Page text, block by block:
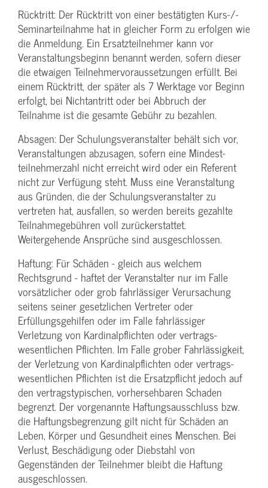
Rücktritt: Der Rücktritt von einer bestätigten Kurs-/­
Seminarteilnahme hat in gleicher Form zu erfolgen wie
die Anmeldung. Ein Ersatzteilnehmer kann vor
Veranstaltungs­beginn benannt werden, sofern dieser
die etwaigen Teilnehmer­voraussetzungen erfüllt. Bei
einem Rücktritt, der später als 7 Werktage vor Beginn
erfolgt, bei Nichtantritt oder bei Abbruch der
Teilnahme ist die gesamte Gebühr zu bezahlen.
Absagen: Der Schulungs­veranstalter behält sich vor,
Veranstaltungen abzusagen, sofern eine Mindest­
teilnehmerzahl nicht erreicht wird oder ein Referent
nicht zur Verfügung steht. Muss eine Veranstaltung
aus Gründen, die der Schulungs­veranstalter zu
vertreten hat, ausfallen, so werden bereits gezahlte
Teilnahme­gebühren voll zurückerstattet.
Weitergehende Ansprüche sind ausgeschlossen.
Haftung: Für Schäden - gleich aus welchem
Rechtsgrund - haftet der Veranstalter nur im Falle
vorsätzlicher oder grob fahrlässiger Verursachung
seitens seiner gesetzlichen Vertreter oder
Erfüllungsgehilfen oder im Falle fahrlässiger
Verletzung von Kardinalpflichten oder vertrags­
wesentlichen Pflichten. Im Falle grober Fahrlässigkeit,
der Verletzung von Kardinalpflichten oder vertrags­
wesentlichen Pflichten ist die Ersatzpflicht jedoch auf
den vertragstypischen, vorhersehbaren Schaden
begrenzt. Der vorgenannte Haftungs­ausschluss bzw.
die Haftungs­begrenzung gilt nicht für Schäden an
Leben, Körper und Gesundheit eines Menschen. Bei
Verlust, Beschädigung oder Diebstahl von
Gegenständen der Teilnehmer bleibt die Haftung
ausgeschlossen.